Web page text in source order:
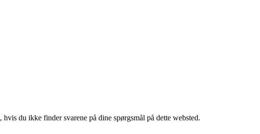
, hvis du ikke finder svarene på dine spørgsmål på dette websted.